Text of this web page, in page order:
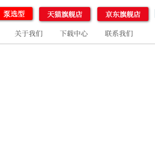
京东旗舰店
关于我们 下载中心 联系我们
泵选型 天猫旗舰店